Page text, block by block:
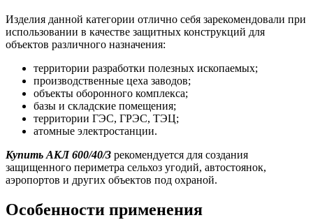
Изделия данной категории отлично себя зарекомендовали при
использовании в качестве защитных конструкций для
объектов различного назначения:
территории разработки полезных ископаемых;
производственные цеха заводов;
объекты оборонного комплекса;
базы и складские помещения;
территории ГЭС, ГРЭС, ТЭЦ;
атомные электростанции.
Купить АКЛ 600/40/3 рекомендуется для создания
защищенного периметра сельхоз угодий, автостоянок,
аэропортов и других объектов под охраной.
Особенности применения